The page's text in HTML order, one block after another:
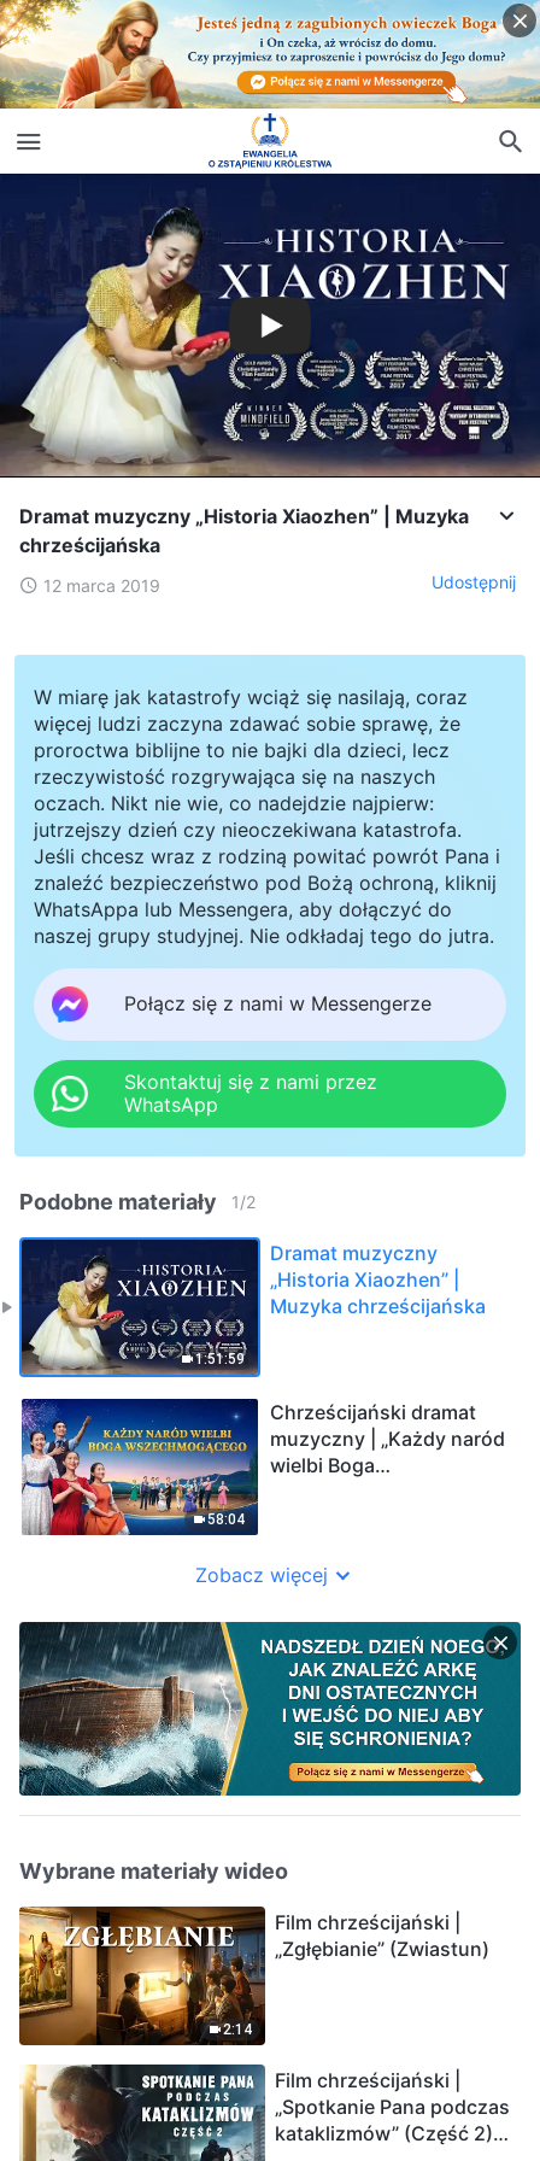
Dramat muzyczny „Historia Xiaozhen” | Muzyka
chrześcijańska
12 marca 2019 Udostępnij
W miarę jak katastrofy wciąż się nasilają, coraz
więcej ludzi zaczyna zdawać sobie sprawę, że
proroctwa biblijne to nie bajki dla dzieci, lecz
rzeczywistość rozgrywająca się na naszych
oczach. Nikt nie wie, co nadejdzie najpierw:
jutrzejszy dzień czy nieoczekiwana katastrofa.
Jeśli chcesz wraz z rodziną powitać powrót Pana i
znaleźć bezpieczeństwo pod Bożą ochroną, kliknij
WhatsAppa lub Messengera, aby dołączyć do
naszej grupy studyjnej. Nie odkładaj tego do jutra.
Połącz się z nami w Messengerze
Skontaktuj się z nami przez
WhatsApp
Podobne materiały 1/2
1:51:59
Dramat muzyczny
„Historia Xiaozhen” |
Muzyka chrześcijańska
58:04
Chrześcijański dramat
muzyczny | „Każdy naród
wielbi Boga
Zobacz więcej
Wybrane materiały wideo
2:14
Film chrześcijański |
„Zgłębianie” (Zwiastun)
Film chrześcijański |
„Spotkanie Pana podczas
kataklizmów” (Część 2)